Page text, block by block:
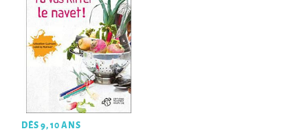
DÈS 9, 10 ANS